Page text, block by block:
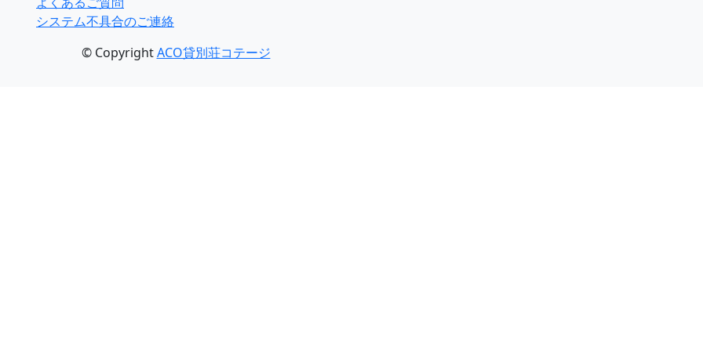
システム不具合のご連絡
© CopyrightACO貸別荘コテージ